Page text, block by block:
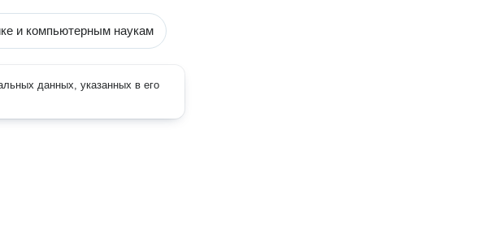
и компьютерным наукам
данных, указанных в его